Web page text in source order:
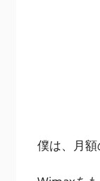
僕は、月額